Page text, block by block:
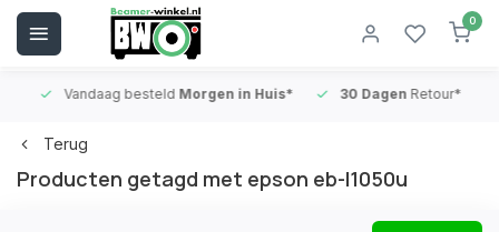
0
Vandaag besteldMorgen in Huis* 30 DagenRetour*
Terug
Producten getagd met epson eb-l1050u